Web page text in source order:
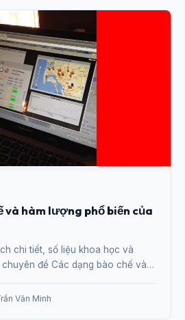
và hàm lượng phổ biến của
chi tiết, số liệu khoa học và
đề Các dạng bào chế và
Văn Minh